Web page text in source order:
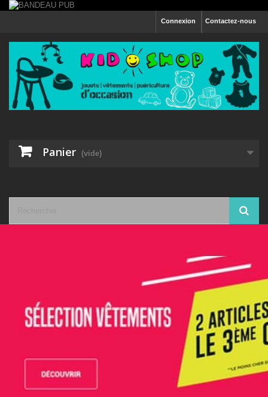
Contactez-nous
Connexion
Panier (vide)